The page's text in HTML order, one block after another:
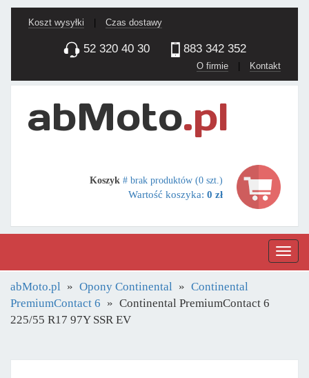
Koszt wysyłki Czas dostawy
52 320 40 30 883 342 352
O firmie | Kontakt
Koszyk # brak produktów (0 szt.)
Wartość koszyka: 0 zł
abMoto.pl Opony Continental
Continental
PremiumContact 6
Continental PremiumContact 6
225/55 R17 97Y SSR EV